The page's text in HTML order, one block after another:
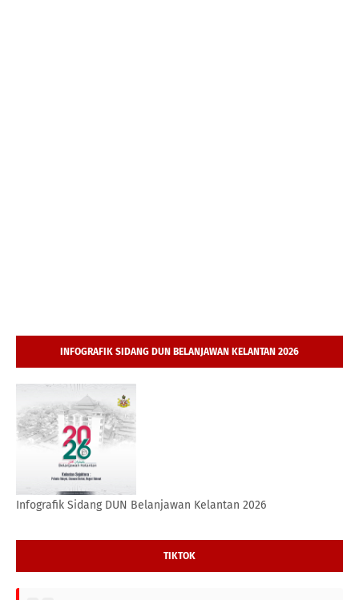
INFOGRAFIK SIDANG DUN BELANJAWAN KELANTAN 2026
Infografik Sidang DUN Belanjawan Kelantan 2026
TIKTOK